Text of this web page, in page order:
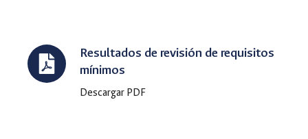
Resultados de revisión de requisitos
mínimos
Descargar PDF